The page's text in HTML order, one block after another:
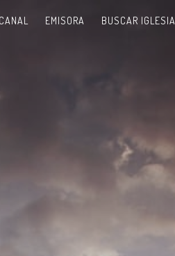
CANAL EMISORA BUSCAR IGLESIA